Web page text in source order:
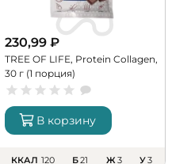
230,99 ₽
TREE OF LIFE, Protein Collagen,
30 г (1 порция)
В корзину
ККАЛ 120 Б21 Ж3 У3